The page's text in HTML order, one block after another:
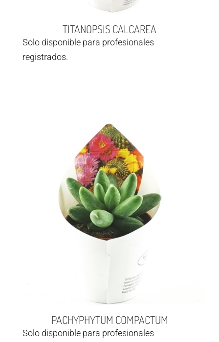
TITANOPSIS CALCAREA
Solo disponible para profesionales
registrados.
PACHYPHYTUM COMPACTUM
Solo disponible para profesionales